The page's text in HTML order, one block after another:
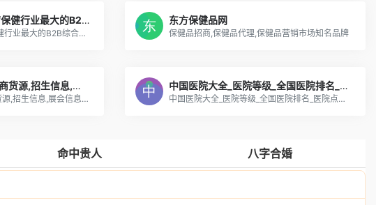
【医疗保健网】-医疗保健行业最大的B2B综合门户网站
【医疗保健网】-医疗保健行业最大的B2B综合门户网站,
东方保健品网
保健品招商,保健品代理,保健品营销市场知名品牌
免费发布医疗信息,微商货源,招生信息,展会信息品牌平台-热点58
免费发布医疗信息,微商货源,招生信息,展会信息品牌平台
中国医院大全_医院等级_全国医院排名_医院点评_找医院上全球医院网
中国医院大全_医院等级_全国医院排名_医院点评_找医院上全球医院网
命中贵人 八字合婚